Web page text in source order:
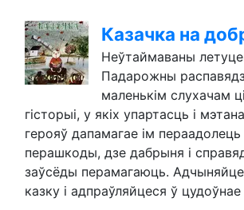
Казачка на
Неўтаймаваны
Падарожны
маленькім слухачам
гісторыі, у якіх упартасць і
герояў дапамагае ім
перашкоды, дзе дабрыня і
заўсёды перамагаюць.
казку і адпраўляйцеся ў